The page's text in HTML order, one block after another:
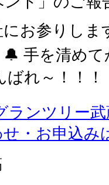
にお参りし
🔔 手を清め
ばれ～！！
ランツリー
・お申込み